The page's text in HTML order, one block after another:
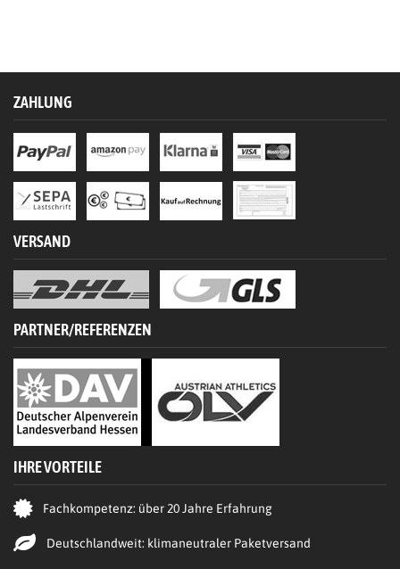
ZAHLUNG
VERSAND
PARTNER/REFERENZEN
IHRE VORTEILE
Fachkompetenz: über 20 Jahre Erfahrung
Deutschlandweit: klimaneutraler Paketversand